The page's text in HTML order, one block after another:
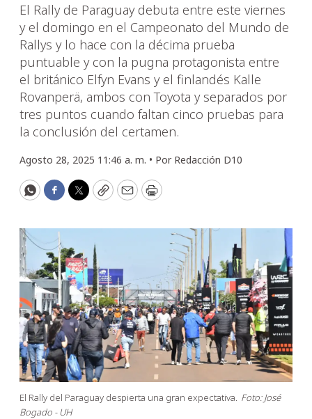
El Rally de Paraguay debuta entre este viernes
y el domingo en el Campeonato del Mundo de
Rallys y lo hace con la décima prueba
puntuable y con la pugna protagonista entre
el británico Elfyn Evans y el finlandés Kalle
Rovanperä, ambos con Toyota y separados por
tres puntos cuando faltan cinco pruebas para
la conclusión del certamen.
Agosto 28, 2025 11:46 a. m. • Por Redacción D10
WhatsApp
Facebook
Twitter
CopyEmailPrint
El Rally del Paraguay despierta una gran expectativa. Foto: José
Bogado - UH